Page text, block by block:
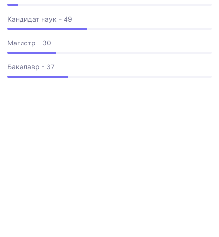
Кандидат наук - 49
Магистр - 30
Бакалавр - 37